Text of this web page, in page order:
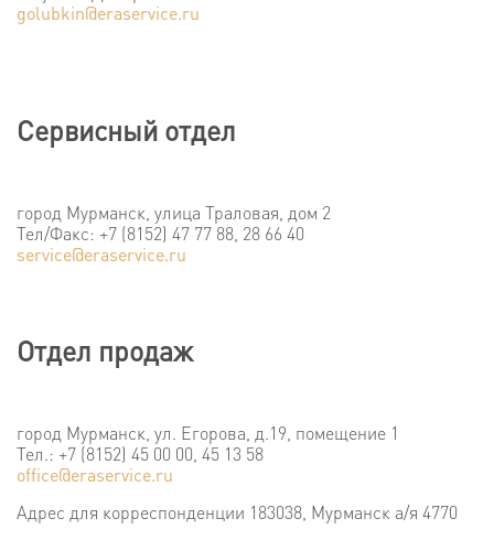
golubkin@eraservice.ru
Сервисный отдел
город Мурманск, улица Траловая, дом 2
Тел/Факс: +7 (8152) 47 77 88, 28 66 40
service@eraservice.ru
Отдел продаж
город Мурманск, ул. Егорова, д.19, помещение 1
Тел.: +7 (8152) 45 00 00, 45 13 58
office@eraservice.ru
Адрес для корреспонденции 183038, Мурманск а/я 4770